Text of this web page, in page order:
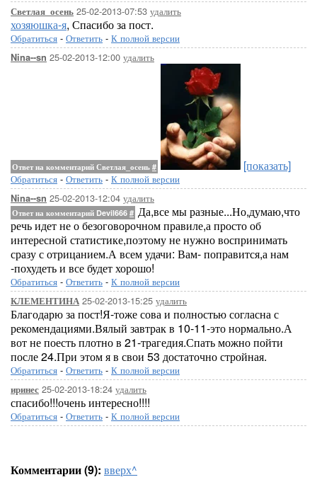
Светлая_осень 25-02-2013-07:53 удалить
хозяюшка-я, Спасибо за пост.
Обратиться - Ответить - К полной версии
Nina--sn 25-02-2013-12:00 удалить
Ответ на комментарий Светлая_осень # [показать]
Обратиться - Ответить - К полной версии
Nina--sn 25-02-2013-12:04 удалить
Ответ на комментарий Devil666 # Да,все мы разные...Но,думаю,что
речь идет не о безоговорочном правиле,а просто об
интересной статистике,поэтому не нужно воспринимать
сразу с отрицанием.А всем удачи: Вам- поправится,а нам
-похудеть и все будет хорошо!
Обратиться - Ответить - К полной версии
КЛЕМЕНТИНА 25-02-2013-15:25 удалить
Благодарю за пост!Я-тоже сова и полностью согласна с
рекомендациями.Вялый завтрак в 10-11-это нормально.А
вот не поесть плотно в 21-трагедия.Спать можно пойти
после 24.При этом я в свои 53 достаточно стройная.
Обратиться - Ответить - К полной версии
иринес 25-02-2013-18:24 удалить
спасибо!!!очень интересно!!!!
Обратиться - Ответить - К полной версии
Комментарии (9): вверх^